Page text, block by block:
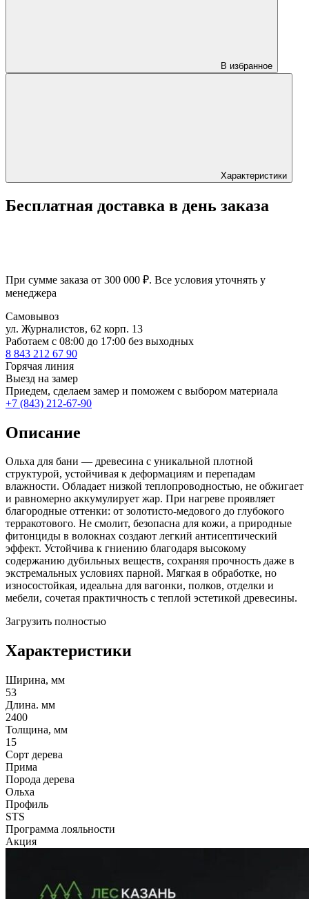
В избранное
Характеристики
Бесплатная доставка в день заказа
При сумме заказа от 300 000 ₽. Все условия уточнять у
менеджера
Самовывоз
ул. Журналистов, 62 корп. 13
Работаем c 08:00 до 17:00 без выходных
8 843 212 67 90
Горячая линия
Выезд на замер
Приедем, сделаем замер и поможем с выбором материала
+7 (843) 212-67-90
Описание
Ольха для бани — древесина с уникальной плотной
структурой, устойчивая к деформациям и перепадам
влажности. Обладает низкой теплопроводностью, не обжигает
и равномерно аккумулирует жар. При нагреве проявляет
благородные оттенки: от золотисто-медового до глубокого
терракотового. Не смолит, безопасна для кожи, а природные
фитонциды в волокнах создают легкий антисептический
эффект. Устойчива к гниению благодаря высокому
содержанию дубильных веществ, сохраняя прочность даже в
экстремальных условиях парной. Мягкая в обработке, но
износостойкая, идеальна для вагонки, полков, отделки и
мебели, сочетая практичность с теплой эстетикой древесины.
Загрузить полностью
Характеристики
Ширина, мм
53
Длина. мм
2400
Толщина, мм
15
Сорт дерева
Прима
Порода дерева
Ольха
Профиль
STS
Программа лояльности
Акция